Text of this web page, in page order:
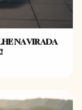
NA VIRADA